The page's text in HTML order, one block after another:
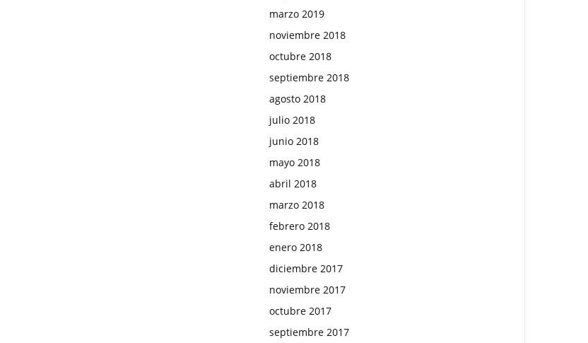
marzo 2019
noviembre 2018
octubre 2018
septiembre 2018
agosto 2018
julio 2018
junio 2018
mayo 2018
abril 2018
marzo 2018
febrero 2018
enero 2018
diciembre 2017
noviembre 2017
octubre 2017
septiembre 2017